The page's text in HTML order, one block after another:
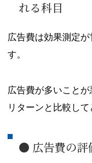
れる科目
広告費は効果測定
す。
広告費が多いことが
リターンと比較して
● 広告費の評